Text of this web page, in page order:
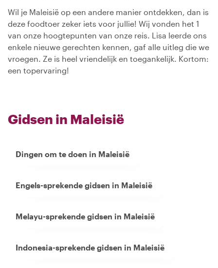
Wil je Maleisië op een andere manier ontdekken, dan is
deze foodtoer zeker iets voor jullie! Wij vonden het 1
van onze hoogtepunten van onze reis. Lisa leerde ons
enkele nieuwe gerechten kennen, gaf alle uitleg die we
vroegen. Ze is heel vriendelijk en toegankelijk. Kortom:
een topervaring!
Gidsen in Maleisië
Dingen om te doen in Maleisië
Engels-sprekende gidsen in Maleisië
Melayu-sprekende gidsen in Maleisië
Indonesia-sprekende gidsen in Maleisië